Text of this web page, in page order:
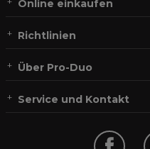
Online einkaufen
Richtlinien
Über Pro-Duo
Service und Kontakt